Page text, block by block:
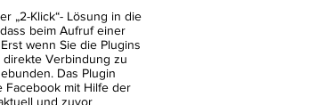
„2-Klick“- Lösung in die
beim Aufruf einer
wenn Sie die Plugins
direkte Verbindung zu
Das Plugin
Facebook mit Hilfe der
und zuvor